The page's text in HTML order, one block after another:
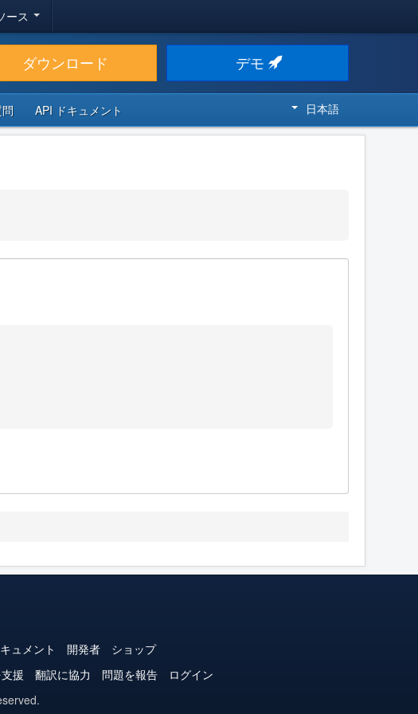
ース
ダウンロード デモ
API ドキュメント 日本語
キュメント 開発者
ショップ
援 翻訳に協力 問題を報告
ログイン